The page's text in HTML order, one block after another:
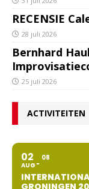
RECENSIE
28 juli 2026
Bernhard
25 juli 2026
ACTIVITEITEN
02
AUG
08
GRONINGEN